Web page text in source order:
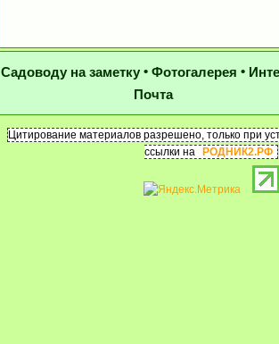
Садоводу на заметку • Фотогалерея •
Почта
Цитирование материалов разрешено, только при
ссылки на
РОДНИК2.РФ